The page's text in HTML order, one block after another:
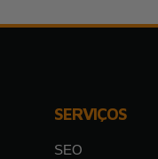
SERVIÇOS
SEO